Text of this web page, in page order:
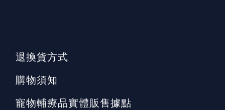
退換貨方式
購物須知
寵物輔療品實體販售據點